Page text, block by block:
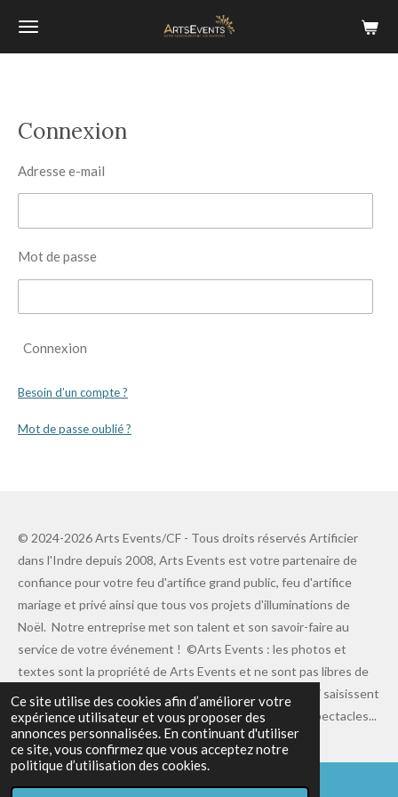
Ce site utilise des cookies afin d’améliorer votre
expérience utilisateur et vous proposer des
annonces personnalisées. En continuant d'utiliser
ce site, vous confirmez que vous acceptez notre
politique d’utilisation des cookies.
Passer
Connexion
Adresse e-mail
Mot de passe
Connexion
Besoin d’un compte ?
Mot de passe oublié ?
© 2024-2026 Arts Events/CF - Tous droits réservés Artificier
dans l'Indre depuis 2008, Arts Events est votre partenaire de
confiance pour votre feu d'artifice grand public, feu d'artifice
mariage et privé ainsi que tous vos projets d'illuminations de
Noël. Notre entreprise met son talent et son savoir-faire au
service de votre événement ! ©Arts Events : les photos et
textes sont la propriété de Arts Events et ne sont pas libres de
droit. Un merci tout particulier à nos photographes qui saisissent
avec un talent inégalé les meilleurs moments de nos spectacles...